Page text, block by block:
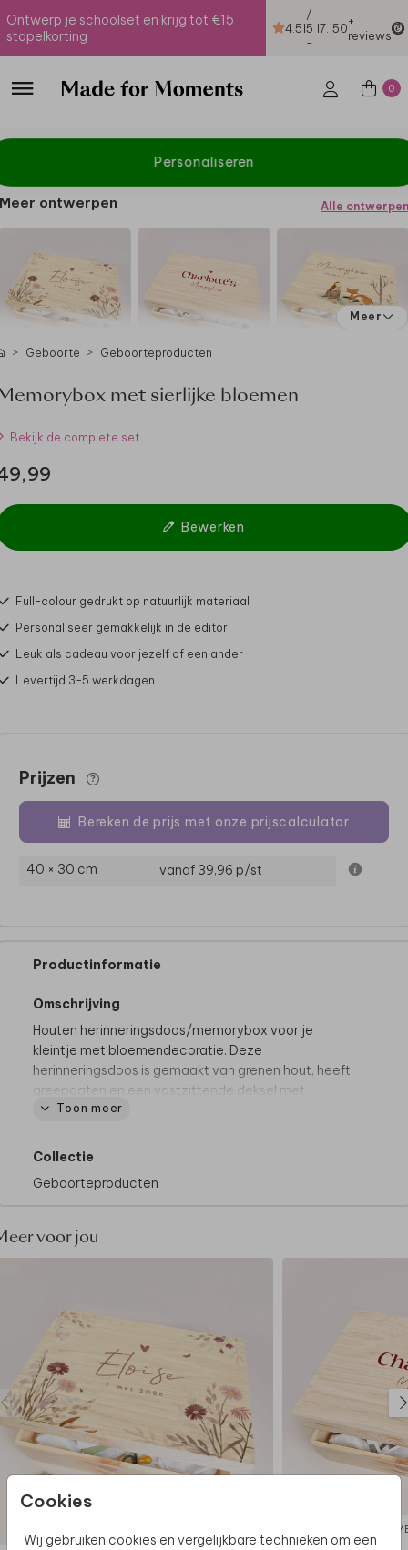
Ontwerp je schoolset en krijg tot €15
stapelkorting
4.51
/
5
-
17.150+
reviews
0
Cookies
Wij gebruiken cookies en vergelijkbare technieken om een
Personaliseren
Meer ontwerpen Alle ontwerpen
Meer
Geboorte Geboorteproducten
met sierlijke bloemen
Bekijk de complete set
Bewerken
Full-colour gedrukt op natuurlijk materiaal
Personaliseer gemakkelijk in de editor
Leuk als cadeau voor jezelf of een ander
Levertijd 3-5 werkdagen
Prijzen
Bereken de prijs met onze prijscalculator
40 × 30 cm vanaf 39,96 p/st
Productinformatie
Omschrijving
Houten herinneringsdoos/memorybox voor je
kleintje met bloemendecoratie. Deze
herinneringsdoos is gemaakt van grenen hout, heeft
greepgaten en een vastzittende deksel met
afgeronde hoeken.
Goed om te weten:
geen volledig gekleurde achtergrond te kiezen.
box is (qua nerven e.d.) uniek.
• De memory box wordt op een andere manier
Dit product maakt deel uit van
deze stijl.
Toon meer
Collectie
Geboorteproducten
voor jou